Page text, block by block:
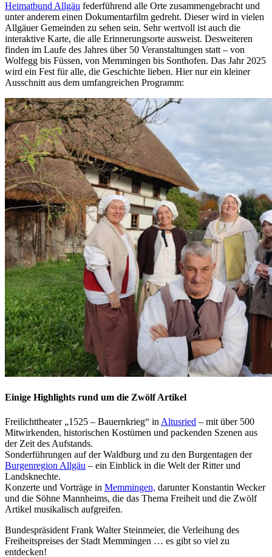
Heimatbund Allgäu federführend alle Orte zusammengebracht und
unter anderem einen Dokumentarfilm gedreht. Dieser wird in vielen
Allgäuer Gemeinden zu sehen sein. Sehr wertvoll ist auch die
interaktive Karte, die alle Erinnerungsorte ausweist. Desweiteren
finden im Laufe des Jahres über 50 Veranstaltungen statt – von
Wolfegg bis Füssen, von Memmingen bis Sonthofen. Das Jahr 2025
wird ein Fest für alle, die Geschichte lieben. Hier nur ein kleiner
Ausschnitt aus dem umfangreichen Programm:
Einige Highlights rund um die Zwölf Artikel
Freilichttheater „1525 – Bauernkrieg“ in Altusried – mit über 500
Mitwirkenden, historischen Kostümen und packenden Szenen aus
der Zeit des Aufstands.
Sonderführungen auf der Waldburg und zu den Burgentagen der
Burgenregion Allgäu – ein Einblick in die Welt der Ritter und
Landsknechte.
Konzerte und Vorträge in Memmingen, darunter Konstantin Wecker
und die Söhne Mannheims, die das Thema Freiheit und die Zwölf
Artikel musikalisch aufgreifen.
Bundespräsident Frank Walter Steinmeier, die Verleihung des
Freiheitspreises der Stadt Memmingen … es gibt so viel zu
entdecken!